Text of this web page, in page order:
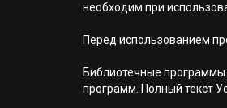
необходим при
Перед использованием
Библиотечные
программ. Полный текст